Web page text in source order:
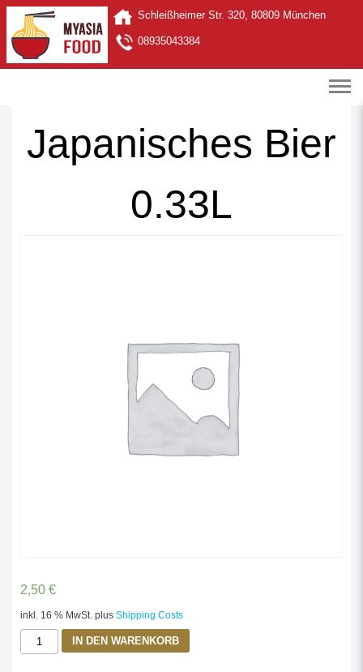
Schleißheimer Str. 320, 80809 München
08935043384
Japanisches Bier
0.33L
2,50 €
inkl. 16 % MwSt. plus Shipping Costs
Japanisches
Bier
IN DEN WARENKORB